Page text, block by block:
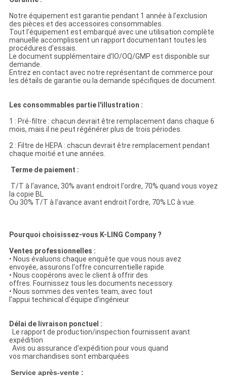
Notre équipement est garantie pendant 1 année à l'exclusion
des pièces et des accessoires consommables.
Tout l'équipement est embarqué avec une utilisation complète
manuelle accomplissent un rapport documentant toutes les
procédures d'essais.
Le document supplémentaire d'IO/OQ/GMP est disponible sur
demande.
Entrez en contact avec notre représentant de commerce pour
les détails de garantie ou la demande spécifiques de document.
Les consommables partie l'illustration :
1 : Pré-filtre : chacun devrait être remplacement dans chaque 6
mois, mais il ne peut régénérer plus de trois périodes.
2 : Filtre de HEPA : chacun devrait être remplacement pendant
chaque moitié et une années.
Terme de paiement :
T/T à l'avance, 30% avant endroit l'ordre, 70% quand vous voyez
la copie BL
Ou 30% T/T à l'avance avant endroit l'ordre, 70% LC à vue.
Pourquoi choisissez-vous K-LING Company ?
Ventes professionnelles :
• Nous évaluons chaque enquête que vous nous avez
envoyée, assurons l'offre concurrentielle rapide.
• Nous coopérons avec le client à offrir des
offres. Fournissez tous les documents necessory.
• Nous sommes des ventes team, avec tout
l'appui techinical d'équipe d'ingénieur
Délai de livraison ponctuel :
Le rapport de production/inspection fournissent avant
expédition
Avis ou assurance d'expédition pour vous quand
vos marchandises sont embarquées
Service après-vente :